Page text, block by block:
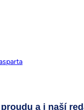
a i naší